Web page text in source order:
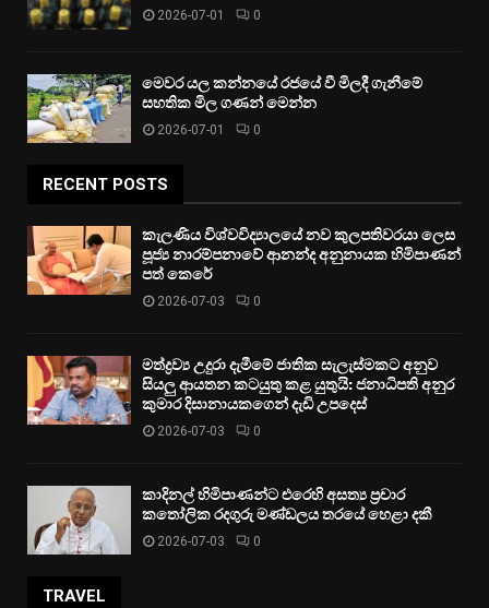
2026-07-01 0
මෙවර යල කන්නයේ රජයේ වී මිලදී ගැනීමේ
සහතික මිල ගණන් මෙන්න
2026-07-01 0
RECENT POSTS
කැලණිය විශ්වවිද්‍යාලයේ නව කුලපතිවරයා ලෙස
පූජ්‍ය නාරම්පනාවේ ආනන්ද අනුනායක හිමිපාණන්
පත් කෙරේ
2026-07-03 0
මත්ද්‍රව්‍ය උදුරා දැමීමේ ජාතික සැලැස්මකට අනුව
සියලු ආයතන කටයුතු කළ යුතුයි: ජනාධිපති අනුර
කුමාර දිසානායකගෙන් දැඩි උපදෙස්
2026-07-03 0
කාදිනල් හිමිපාණන්ට එරෙහි අසත්‍ය ප්‍රචාර
කතෝලික රදගුරු මණ්ඩලය තරයේ හෙළා දකී
2026-07-03 0
TRAVEL